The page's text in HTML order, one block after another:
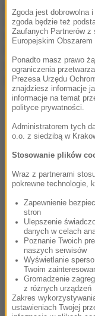
opublikował w
singla. Muzyk
kolejnego gościa
jestem" – napisał
prawdziwy magik!".
You are
Kygo the
added it to
— Vin Diesel
Go to my
again
Selena's
Zgoda jest dobrowolna
zgoda będzie też
Zaufanych Partnerów z
Europejskim Obszarem
Ponadto masz prawo
ograniczenia
Prezesa Urzędu
znajdziesz informacje
informacje na temat
polityce prywatności.
Administratorem tych
o.o. z siedzibą w
Stosowanie plików
Wraz z partnerami
pokrewne technologie,
Zapewnienie
stron
Ulepszenie
danych w celach
Poznanie Twoich
naszych serwisów
Wyświetlanie
Twoim
Gromadzenie
z różnych urządzeń
Zakres
ustawieniach Twojej